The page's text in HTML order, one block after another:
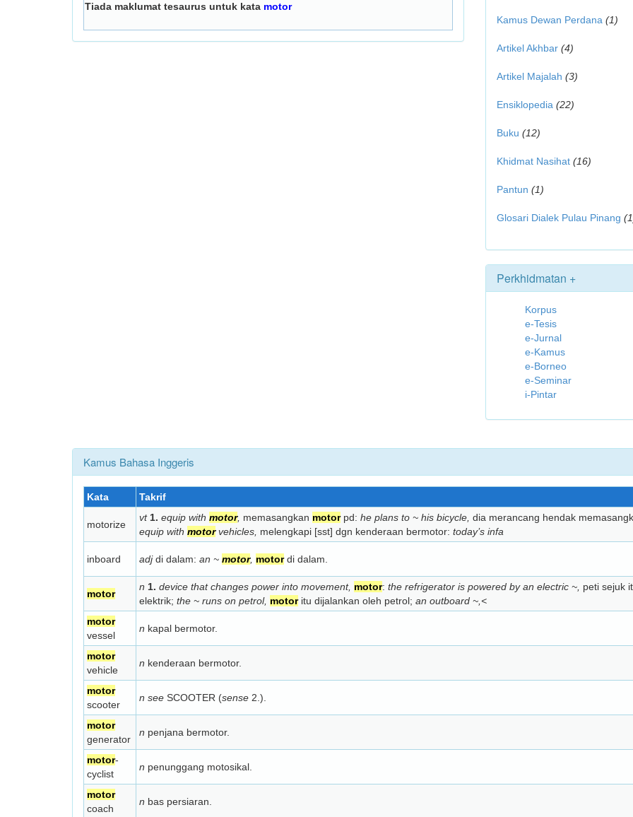
Tiada maklumat tesaurus untuk kata motor
Kamus Dewan Perdana (1)
Artikel Akhbar (4)
Artikel Majalah (3)
Ensiklopedia (22)
Buku (12)
Khidmat Nasihat (16)
Pantun (1)
Glosari Dialek Pulau Pinang
Perkhidmatan +
Korpus
e-Tesis
e-Jurnal
e-Kamus
e-Borneo
e-Seminar
i-Pintar
Kamus Bahasa Inggeris
Kata Takrif
motorize
vt 1. equip with motor, memasangkan motorpd: he plans to ~ his bicycle, dia merancang hendak
equip with motorvehicles, melengkapi [sst] dgn kenderaan bermotor: today’s infa
inboard adjdi dalam: an ~ motor, motordi dalam.
motor
n 1. device that changes power into movement, motor: the refrigerator is powered by an electric ~, peti sejuk
elektrik; the ~ runs on petrol, motoritu dijalankan oleh petrol; an outboard ~,<
motor
vessel
n kapal bermotor.
motor
vehicle
n kenderaan bermotor.
motor
scooter
n see SCOOTER (sense 2.).
motor
generator
n penjana bermotor.
motor-
cyclist
n penunggang motosikal.
motor
coach
n bas persiaran.